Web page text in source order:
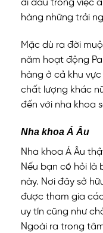
đi đầu trong việc
hàng những trải
Mặc dù ra đời
năm hoạt động
hàng ở cả khu
chất lượng khác
đến với nha khoa
Nha khoa Á Âu
Nha khoa Á Âu
Nếu bạn có hỏi là
này. Nơi đây sở
được tham gia
uy tín cũng như
Ngoài ra trong